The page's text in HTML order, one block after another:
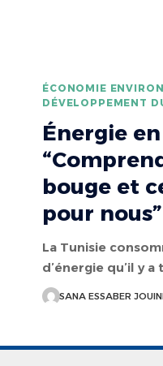
ÉCONOMIE
DÉVELOPPEMENT
Énergie
bouge et
pour nous”
La Tunisie
d’énergie qu’il y
SANA ESSABER